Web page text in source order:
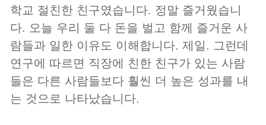
학교 절친한 친구였습니다. 정말 즐거웠습니
다. 오늘 우리 둘 다 돈을 벌고 함께 즐거운 사
람들과 일한 이유도 이해합니다. 제일. 그런데
연구에 따르면 직장에 친한 친구가 있는 사람
들은 다른 사람들보다 훨씬 더 높은 성과를 내
는 것으로 나타났습니다.